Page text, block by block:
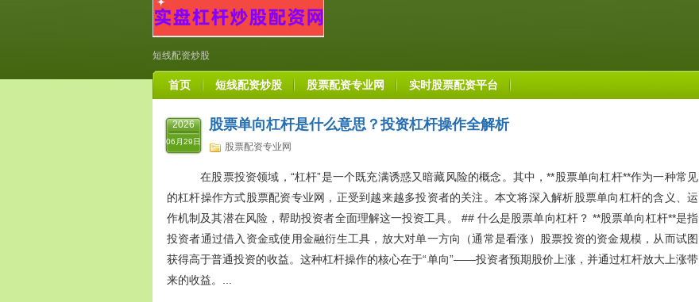
短线配资炒股
首页 短线配资炒股 股票配资专业网 实时股票配资平台
2026
06月29日
股票单向杠杆是什么意思？投资杠杆操作全解析
股票配资专业网
在股票投资领域，“杠杆”是一个既充满诱惑又暗藏风险的概念。其中，**股票单向杠杆**作为一种常见
的杠杆操作方式股票配资专业网，正受到越来越多投资者的关注。本文将深入解析股票单向杠杆的含义、运
作机制及其潜在风险，帮助投资者全面理解这一投资工具。 ## 什么是股票单向杠杆？ **股票单向杠杆**是指
投资者通过借入资金或使用金融衍生工具，放大对单一方向（通常是看涨）股票投资的资金规模，从而试图
获得高于普通投资的收益。这种杠杆操作的核心在于“单向”——投资者预期股价上涨，并通过杠杆放大上涨带
来的收益。...